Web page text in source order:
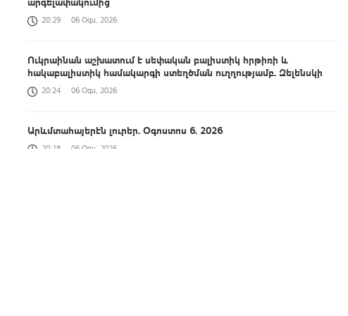
20:29 06 Օգս, 2026
Ուկրաինան աշխատում է սեփական բալիստիկ հրթիռի և
հակաբալիստիկ համակարգի ստեղծման ուղղությամբ. Զելենսկի
20:24 06 Օգս, 2026
Արևմտահայերէն լուրեր. Օգոստոս 6. 2026
20:18 06 Օգս, 2026